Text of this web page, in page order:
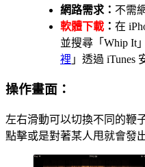
網路需求： 不需
軟體下載 ： 在
並搜尋「Whip It
裡 」透過 iTunes
操作畫面：
左右滑動可以切換不同的鞭
點擊或是對著某人甩就會發